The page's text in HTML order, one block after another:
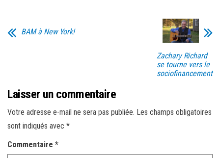
BAM à New York!
Zachary Richard
se tourne vers le
sociofinancement
Laisser un commentaire
Votre adresse e-mail ne sera pas publiée. Les champs obligatoires
sont indiqués avec *
Commentaire *